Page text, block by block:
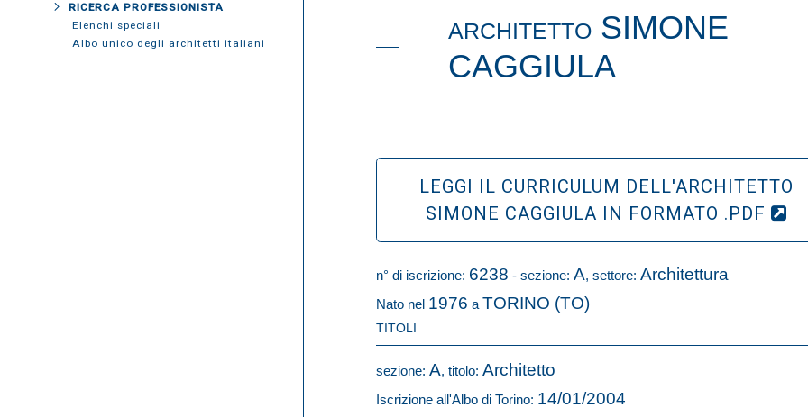
RICERCA PROFESSIONISTA
Elenchi speciali
Albo unico degli architetti italiani
ARCHITETTO SIMONE
CAGGIULA
LEGGI IL CURRICULUM DELL'ARCHITETTO
SIMONE CAGGIULA IN FORMATO .PDF
n° di iscrizione: 6238 - sezione: A, settore: Architettura
Nato nel 1976 a TORINO (TO)
TITOLI
sezione: A, titolo: Architetto
Iscrizione all'Albo di Torino: 14/01/2004